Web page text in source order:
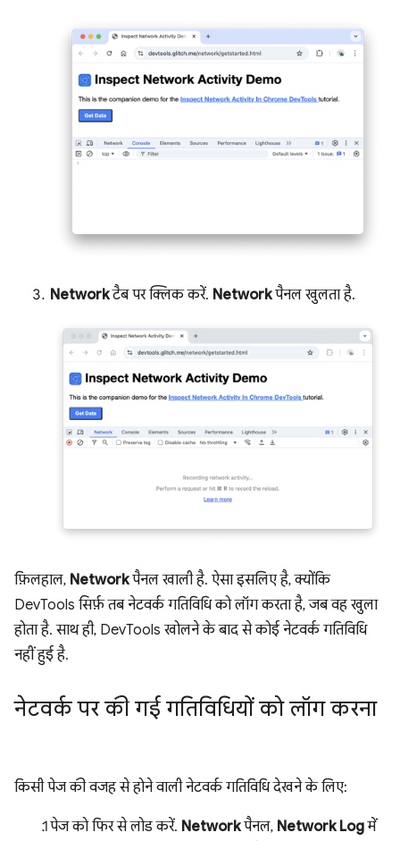
Networkटैब पर क्लिक करें. Networkपैनल खुलता है.
फ़िलहाल, Networkपैनल खाली है. ऐसा इसलिए है, क्योंकि
DevTools सिर्फ़ तब नेटवर्क गतिविधि को लॉग करता है, जब वह खुला
होता है. साथ ही, DevTools खोलने के बाद से कोई नेटवर्क गतिविधि
नहीं हुई है.
नेटवर्क पर की गई गतिविधियों को लॉग करना
किसी पेज की वजह से होने वाली नेटवर्क गतिविधि देखने के लिए:
पेज को फिर से लोड करें. Networkपैनल, Network Logमें